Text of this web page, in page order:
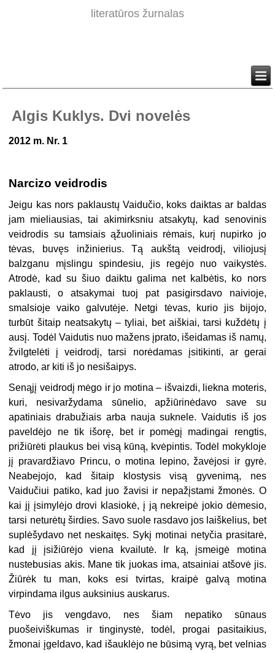
literatūros žurnalas
Algis Kuklys. Dvi novelės
2012 m. Nr. 1
Narcizo veidrodis
Jeigu kas nors paklaustų Vaidučio, koks daiktas ar baldas
jam mieliausias, tai akimirksniu atsakytų, kad senovinis
veidrodis su tamsiais ąžuoliniais rėmais, kurį nupirko jo
tėvas, buvęs inžinierius. Tą aukštą veidrodį, viliojusį
balzganu mįslingu spindesiu, jis regėjo nuo vaikystės.
Atrodė, kad su šiuo daiktu galima net kalbėtis, ko nors
paklausti, o atsakymai tuoj pat pasigirsdavo naivioje,
smalsioje vaiko galvutėje. Netgi tėvas, kurio jis bijojo,
turbūt šitaip neatsakytų – tyliai, bet aiškiai, tarsi kuždėtų į
ausį. Todėl Vaidutis nuo mažens įprato, išeidamas iš namų,
žvilgtelėti į veidrodį, tarsi norėdamas įsitikinti, ar gerai
atrodo, ar kiti iš jo nesišaipys.
Senąjį veidrodį mėgo ir jo motina – išvaizdi, liekna moteris,
kuri, nesivaržydama sūnelio, apžiūrinėdavo save su
apatiniais drabužiais arba nauja suknele. Vaidutis iš jos
paveldėjo ne tik išorę, bet ir pomėgį madingai rengtis,
prižiūrėti plaukus bei visą kūną, kvėpintis. Todėl mokykloje
jį pravardžiavo Princu, o motina lepino, žavėjosi ir gyrė.
Neabejojo, kad šitaip klostysis visą gyvenimą, nes
Vaidučiui patiko, kad juo žavisi ir nepažįstami žmonės. O
kai jį įsimylėjo drovi klasiokė, į ją nekreipė jokio dėmesio,
tarsi neturėtų širdies. Savo suole rasdavo jos laiškelius, bet
suplėšydavo net neskaitęs. Sykį motinai netyčia prasitarė,
kad jį įsižiūrėjo viena kvailutė. Ir ką, įsmeigė motina
nustebusias akis. Mane tik juokas ima, atsainiai atšovė jis.
Žiūrėk tu man, koks esi tvirtas, kraipė galvą motina
virpindama ilgus auksinius auskarus.
Tėvo jis vengdavo, nes šiam nepatiko sūnaus
puošeiviškumas ir tinginystė, todėl, progai pasitaikius,
žmonai įgeldavo, kad išauklėjo ne būsimą vyrą, bet velnias